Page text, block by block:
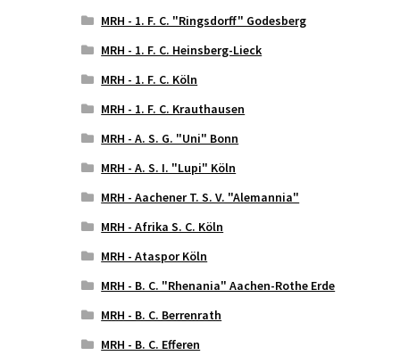
MRH - 1. F. C. "Ringsdorff" Godesberg
MRH - 1. F. C. Heinsberg-Lieck
MRH - 1. F. C. Köln
MRH - 1. F. C. Krauthausen
MRH - A. S. G. "Uni" Bonn
MRH - A. S. I. "Lupi" Köln
MRH - Aachener T. S. V. "Alemannia"
MRH - Afrika S. C. Köln
MRH - Ataspor Köln
MRH - B. C. "Rhenania" Aachen-Rothe Erde
MRH - B. C. Berrenrath
MRH - B. C. Efferen